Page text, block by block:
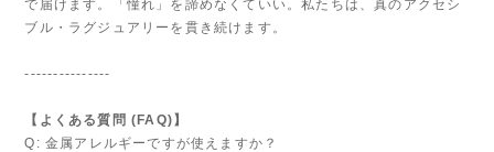
で届けます。「憧れ」を諦めなくていい。私たちは、真のアクセシ
ブル・ラグジュアリーを貫き続けます。
---------------
【よくある質問 (FAQ)】
Q: 金属アレルギーですが使えますか？